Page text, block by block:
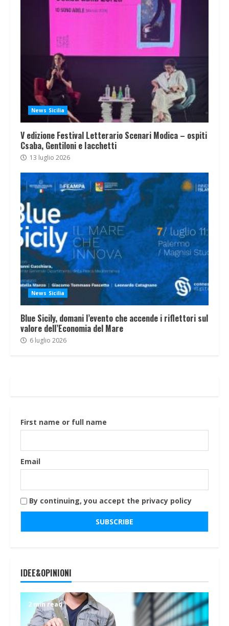
News Sicilia
V edizione Festival Letterario Scenari Modica – ospiti
Csaba, Gentiloni e Iacchetti
13 luglio 2026
News Sicilia
Blue Sicily, domani l’evento che accende i riflettori sul
valore dell’Economia del Mare
6 luglio 2026
First name or full name
Email
By continuing, you accept the privacy policy
IDEE&OPINIONI
2 min read